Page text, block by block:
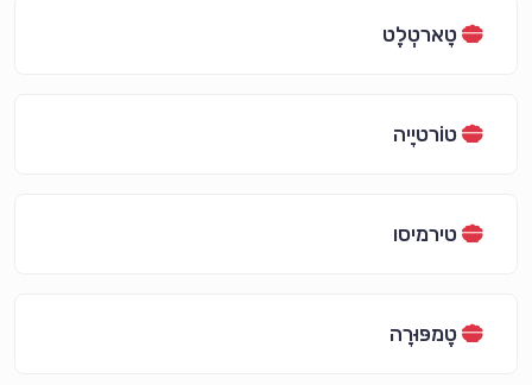
טָארטְלֶט
טוֹרטיָיה
טירמיסו
טֶמפּוּרָה